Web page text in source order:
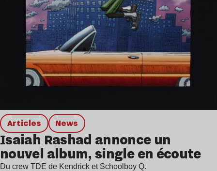
Articles news
Isaiah Rashad annonce un
nouvel album, single en écoute
Du crew TDE de Kendrick et Schoolboy Q.